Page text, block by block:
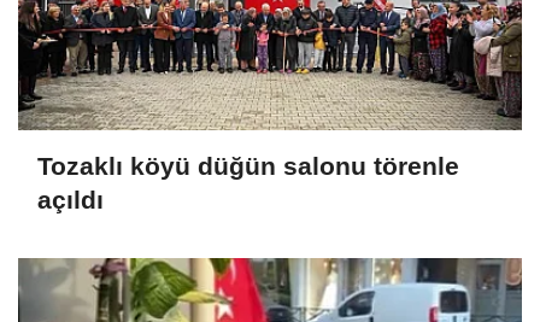
Tozaklı köyü düğün salonu törenle
açıldı